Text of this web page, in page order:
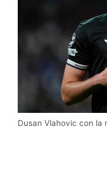
Dusan Vlahovic con la